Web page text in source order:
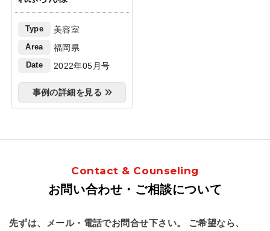
Type 美容室
Area 福岡県
Date 2022年05月号
事例の詳細を見る
Contact & Counseling
お問い合わせ・ご相談について
先ずは、メール・電話でお問合せ下さい。
ご希望なら、